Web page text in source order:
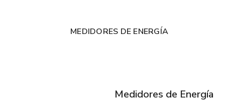
MEDIDORES DE ENERGÍA
Medidores de Energía